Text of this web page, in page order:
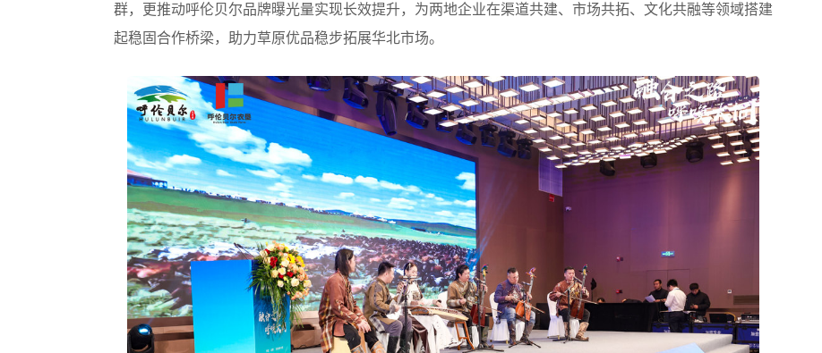
群，更推动呼伦贝尔品牌曝光量实现长效提升，为两地企业在渠道共建、市场共拓、文化共融等领域搭建
起稳固合作桥梁，助力草原优品稳步拓展华北市场。